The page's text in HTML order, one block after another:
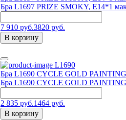
Бра L1697 PRIZE SMOKY, E14*1
7 910 руб.3820 руб.
В корзину
L1690
Бра L1690 CYCLE GOLD
Бра L1690 CYCLE GOLD
2 835 руб.1464 руб.
В корзину